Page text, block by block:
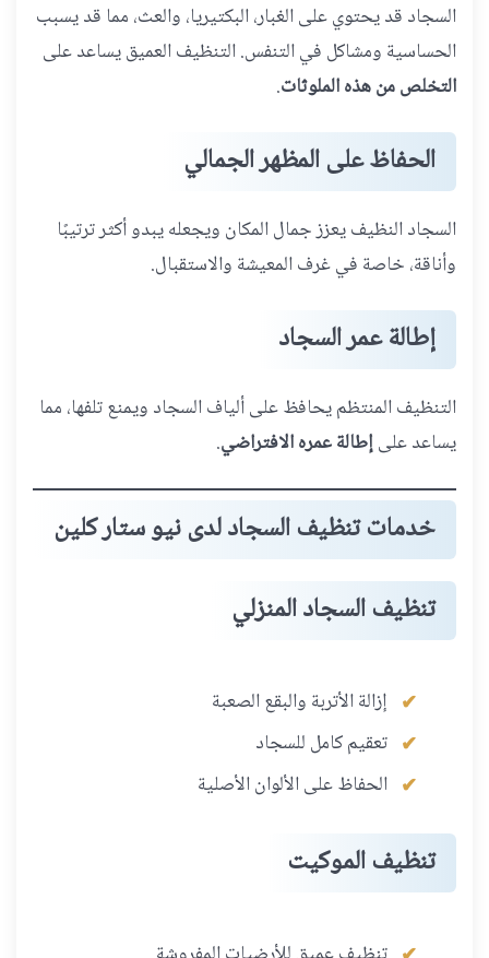
السجاد قد يحتوي على الغبار، البكتيريا، والعث، مما قد يسبب
الحساسية ومشاكل في التنفس. التنظيف العميق يساعد على
التخلص من هذه الملوثات.
الحفاظ على المظهر الجمالي
السجاد النظيف يعزز جمال المكان ويجعله يبدو أكثر ترتيبًا
وأناقة، خاصة في غرف المعيشة والاستقبال.
إطالة عمر السجاد
التنظيف المنتظم يحافظ على ألياف السجاد ويمنع تلفها، مما
يساعد علىإطالة عمره الافتراضي.
خدمات تنظيف السجاد لدى نيو ستار كلين
تنظيف السجاد المنزلي
إزالة الأتربة والبقع الصعبة
تعقيم كامل للسجاد
الحفاظ على الألوان الأصلية
تنظيف الموكيت